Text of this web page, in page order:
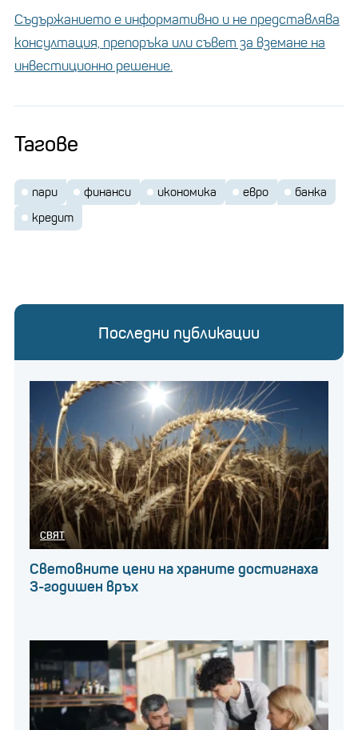
Съдържанието е информативно и не представлява
консултация, препоръка или съвет за вземане на
инвестиционно решение.
Тагове
пари финанси икономика евро
банка
кредит
Последни публикации
СВЯТ
Световните цени на храните достигнаха
3-годишен връх